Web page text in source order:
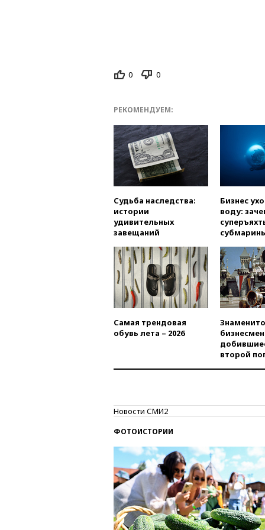
0 0
РЕКОМЕНДУЕМ:
Судьба наследства:
истории
удивительных
завещаний
Бизнес
воду:
Самая трендовая
обувь лета – 2026
второй
Новости СМИ2
ФОТОИСТОРИИ